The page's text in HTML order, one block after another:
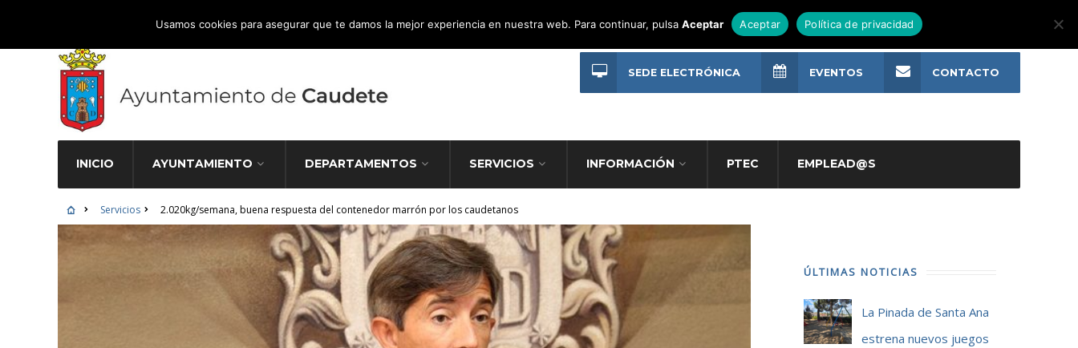
Atención Ciudadana 965 827 000
INICIO AYUNTAMIENTO DEPARTAMENTOS SERVICIOS INFORMACIÓN PTEC EMPLEAD@S
SEDE ELECTRÓNICA EVENTOS CONTACTO
Servicios 2.020kg/semana, buena respuesta del contenedor marrón por los caudetanos
ÚLTIMAS NOTICIAS
La Pinada de Santa Ana
estrena nuevos juegos
Usamos cookies para asegurar que te damos la mejor experiencia en nuestra web. Para continuar, pulsaAceptar Aceptar Política de privacidad